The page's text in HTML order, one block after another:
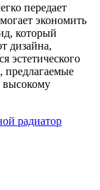
передает
экономить
который
дизайна,
эстетического
предлагаемые
высокому
радиатор